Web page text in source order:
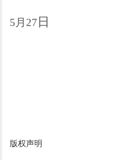
5月27 日
版权声明